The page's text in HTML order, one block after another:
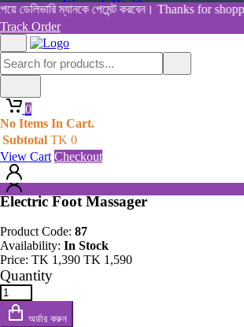
ম্যানকে পেমেন্ট করবেন। Thanks for shopping!
Track Order
0
No Items In Cart.
Subtotal TK 0
View Cart Checkout
Women's Health
View All Categories
Shop By Category
Home
0
No Items In Cart.
Subtotal TK0
View Cart
Electric Foot Massager
Electric Foot Massager
Product Code: 87
Availability: In Stock
Price: TK 1,390 TK 1,590
Quantity
অর্ডার করুন